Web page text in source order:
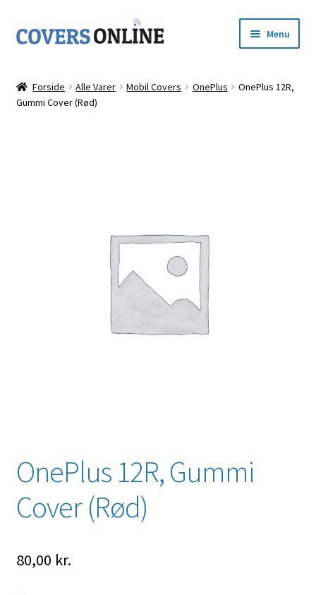
Spring
til
Spring
til
Menu
Shop
Forside Alle Varer Mobil Covers OnePlus
OnePlus 12R,
Gummi Cover (Rød)
OnePlus 12R, Gummi
Cover (Rød)
80,00 kr.